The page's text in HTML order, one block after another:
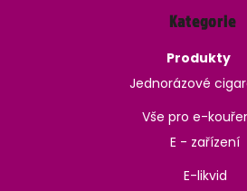
Kategorie
Produkty
Jednorázové
Vše pro e-
E - zařízení
E-likvid